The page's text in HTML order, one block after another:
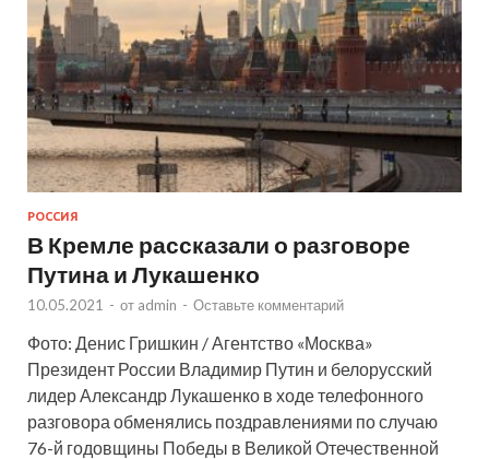
РОССИЯ
В Кремле рассказали о разговоре
Путина и Лукашенко
10.05.2021 - от admin - Оставьте комментарий
Фото: Денис Гришкин / Агентство «Москва»
Президент России Владимир Путин и белорусский
лидер Александр Лукашенко в ходе телефонного
разговора обменялись поздравлениями по случаю
76-й годовщины Победы в Великой Отечественной